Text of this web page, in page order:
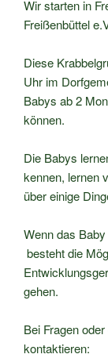
Wir starten in
Freißenbüttel
Diese
Uhr im
Babys ab 2
können.
Die Babys
kennen, lernen
über einige
Wenn das
besteht die
gehen.
Bei Fragen
kontaktieren: